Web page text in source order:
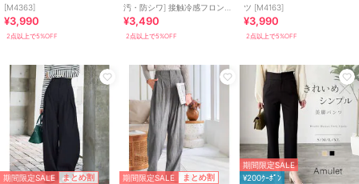
[M4363]
¥3,990
2点以上で5%OFF
汚・防シワ] 接触冷感フロント
タックワイドスラックス
[M4408]
¥3,490
2点以上で5%OFF
ツ [M4163]
¥3,990
2点以上で5%OFF
期間限定SALE まとめ割 期間限定SALE まとめ割
期間限定SALE
¥200ｸｰﾎﾟﾝ